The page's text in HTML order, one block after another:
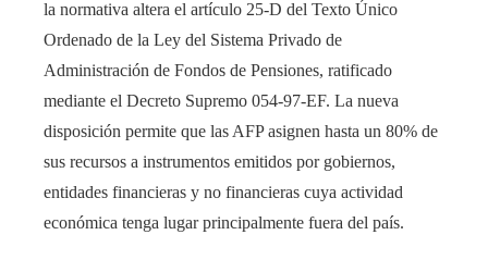
la normativa altera el artículo 25-D del Texto Único
Ordenado de la Ley del Sistema Privado de
Administración de Fondos de Pensiones, ratificado
mediante el Decreto Supremo 054-97-EF. La nueva
disposición permite que las AFP asignen hasta un 80% de
sus recursos a instrumentos emitidos por gobiernos,
entidades financieras y no financieras cuya actividad
económica tenga lugar principalmente fuera del país.